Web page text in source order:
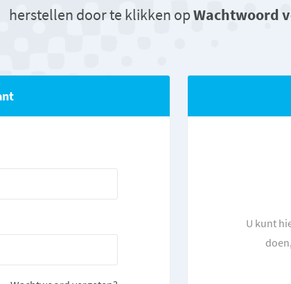
herstellen door te klikken opWachtwoord
U kunt